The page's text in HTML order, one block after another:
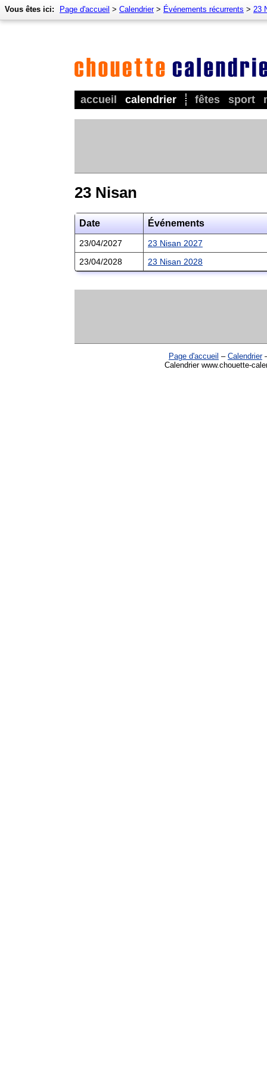
accueil calendrier fêtes sport
Vous êtes ici: Page d'accueil > Calendrier> Événements récurrents > 23
23 Nisan
Date Événements
23/04/2027
23 Nisan 2027
23/04/2028
23 Nisan 2028
Page d'accueil – Calendrier
Calendrier www.chouette-